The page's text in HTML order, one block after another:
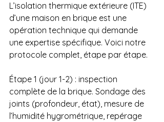
L’isolation thermique extérieure (ITE)
d’une maison en brique est une
opération technique qui demande
une expertise spécifique. Voici notre
protocole complet, étape par étape.
Étape 1 (jour 1-2) : inspection
complète de la brique. Sondage des
joints (profondeur, état), mesure de
l’humidité hygrométrique, repérage